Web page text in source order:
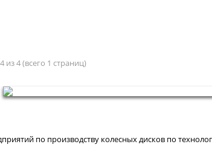
из 4 (всего 1 страниц)
по производству колесных дисков по